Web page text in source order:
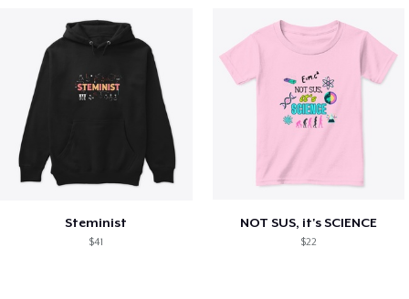
Steminist
$41
NOT SUS, it's SCIENCE
$22